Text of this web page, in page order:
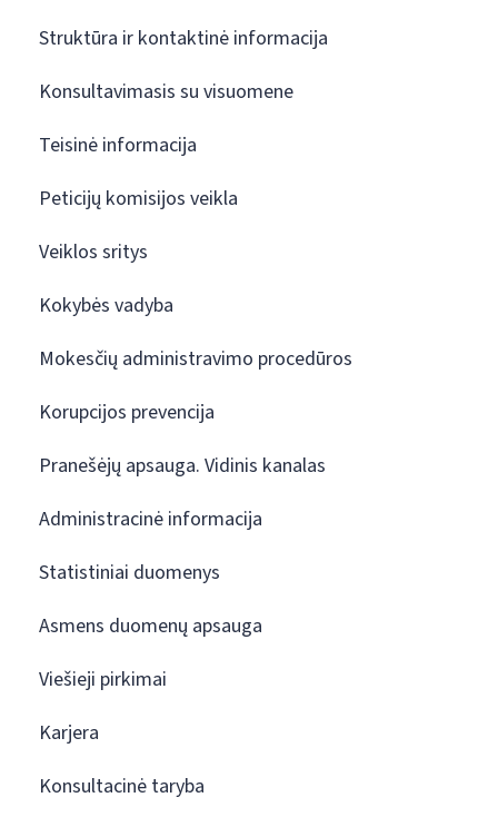
Struktūra ir kontaktinė informacija
Konsultavimasis su visuomene
Teisinė informacija
Peticijų komisijos veikla
Veiklos sritys
Kokybės vadyba
Mokesčių administravimo procedūros
Korupcijos prevencija
Pranešėjų apsauga. Vidinis kanalas
Administracinė informacija
Statistiniai duomenys
Asmens duomenų apsauga
Viešieji pirkimai
Karjera
Konsultacinė taryba